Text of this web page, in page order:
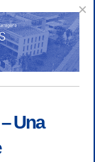
×
Una